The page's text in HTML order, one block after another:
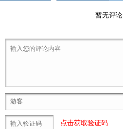
暂无评论
点击获取验证码